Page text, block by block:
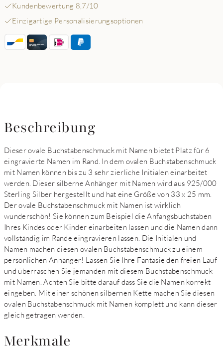
Kundenbewertung 8,7/10
Einzigartige Personalisierungsoptionen
Beschreibung
Dieser ovale Buchstabenschmuck mit Namen bietet Platz für 6
eingravierte Namen im Rand. In dem ovalen Buchstabenschmuck
mit Namen können bis zu 3 sehr zierliche Initialen einarbeitet
werden. Dieser silberne Anhänger mit Namen wird aus 925/000
Sterling Silber hergestellt und hat eine Größe von 33 x 25 mm.
Der ovale Buchstabenschmuck mit Namen ist wirklich
wunderschön! Sie können zum Beispiel die Anfangsbuchstaben
Ihres Kindes oder Kinder einarbeiten lassen und die Namen dann
vollständig im Rande eingravieren lassen. Die Initialen und
Namen machen diesen ovalen Buchstabenschmuck zu einem
persönlichen Anhänger! Lassen Sie Ihre Fantasie den freien Lauf
und überraschen Sie jemanden mit diesem Buchstabenschmuck
mit Namen. Achten Sie bitte darauf dass Sie die Namen korrekt
eingeben. Mit einer schönen silbernen Kette machen Sie diesen
ovalen Buchstabenschmuck mit Namen komplett und kann dieser
gleich getragen werden.
Merkmale